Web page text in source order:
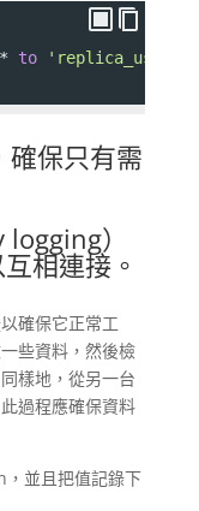
* to 'replica_user'
保只有需
）
相連接。
確保它正常工
些資料，然後檢
樣地，從另一台
過程應確保資料
並且把值記錄下